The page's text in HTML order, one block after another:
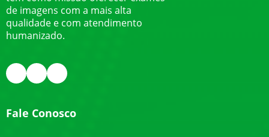
de imagens com a mais alta
qualidade e com atendimento
humanizado.
Fale Conosco